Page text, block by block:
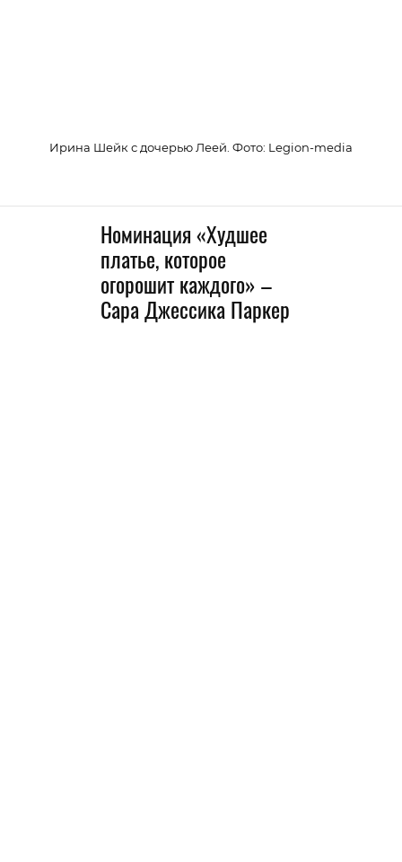
Ирина Шейк с дочерью Леей. Фото: Legion-media
Номинация «Худшее
платье, которое
огорошит каждого» –
Сара Джессика Паркер